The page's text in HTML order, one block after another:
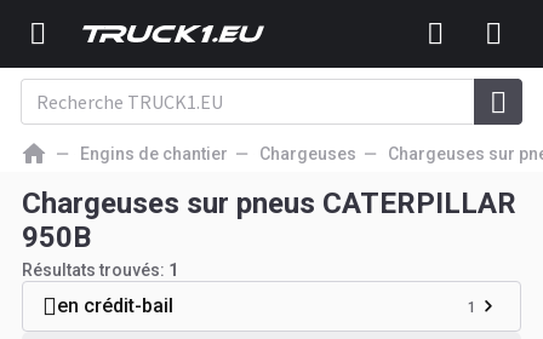
Engins de chantier Chargeuses Chargeuses sur
Chargeuses sur pneus CATERPILLAR
950B
Résultats trouvés: 1
en crédit-bail 1